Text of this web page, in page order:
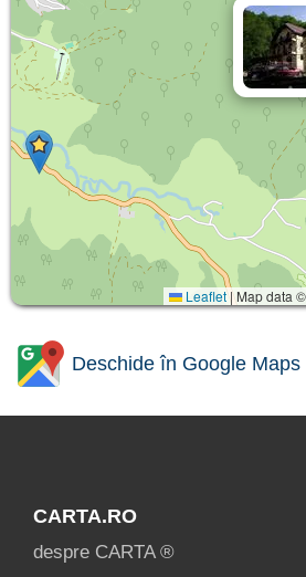
Leaflet | Map data ©
Deschide în Google Maps
CARTA.RO
despre CARTA ®